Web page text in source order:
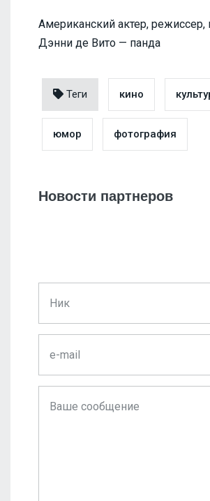
Американский актер,
Дэнни де Вито — панда
Теги кино
юмор фотография
Новости партнеров